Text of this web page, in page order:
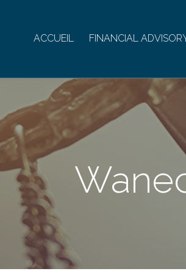
ACCUEIL FINANCIAL